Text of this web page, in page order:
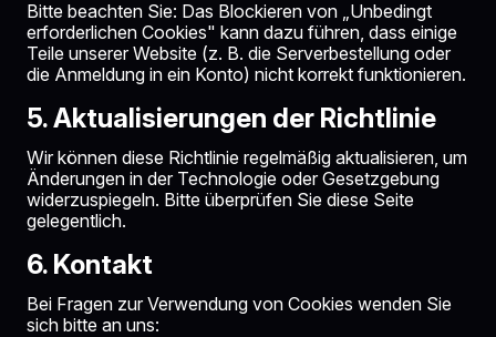
Bitte beachten Sie: Das Blockieren von „Unbedingt
erforderlichen Cookies" kann dazu führen, dass einige
Teile unserer Website (z. B. die Serverbestellung oder
die Anmeldung in ein Konto) nicht korrekt funktionieren.
5. Aktualisierungen der Richtlinie
Wir können diese Richtlinie regelmäßig aktualisieren, um
Änderungen in der Technologie oder Gesetzgebung
widerzuspiegeln. Bitte überprüfen Sie diese Seite
gelegentlich.
6. Kontakt
Bei Fragen zur Verwendung von Cookies wenden Sie
sich bitte an uns: